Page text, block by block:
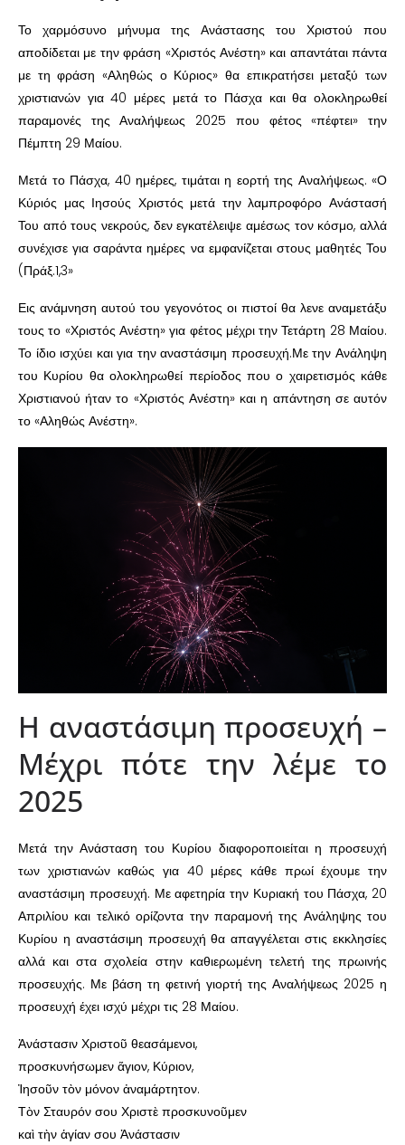
Το χαρμόσυνο μήνυμα της Ανάστασης του Χριστού που
αποδίδεται με την φράση «Χριστός Ανέστη» και απαντάται πάντα
με τη φράση «Αληθώς ο Κύριος» θα επικρατήσει μεταξύ των
χριστιανών για 40 μέρες μετά το Πάσχα και θα ολοκληρωθεί
παραμονές της Αναλήψεως 2025 που φέτος «πέφτει» την
Πέμπτη 29 Μαίου.
Μετά το Πάσχα, 40 ημέρες, τιμάται η εορτή της Αναλήψεως. «Ο
Κύριός μας Ιησούς Χριστός μετά την λαμπροφόρο Ανάστασή
Του από τους νεκρούς, δεν εγκατέλειψε αμέσως τον κόσμο, αλλά
συνέχισε για σαράντα ημέρες να εμφανίζεται στους μαθητές Του
(Πράξ.1,3»
Εις ανάμνηση αυτού του γεγονότος οι πιστοί θα λενε αναμετάξυ
τους το «Χριστός Ανέστη» για φέτος μέχρι την Τετάρτη 28 Μαίου.
Το ίδιο ισχύει και για την αναστάσιμη προσευχή.Με την Ανάληψη
του Κυρίου θα ολοκληρωθεί περίοδος που ο χαιρετισμός κάθε
Χριστιανού ήταν το «Χριστός Ανέστη» και η απάντηση σε αυτόν
το «Αληθώς Ανέστη».
Η αναστάσιμη προσευχή –
Μέχρι πότε την λέμε το
2025
Μετά την Ανάσταση του Κυρίου διαφοροποιείται η προσευχή
των χριστιανών καθώς για 40 μέρες κάθε πρωί έχουμε την
αναστάσιμη προσευχή. Με αφετηρία την Κυριακή του Πάσχα, 20
Απριλίου και τελικό ορίζοντα την παραμονή της Ανάληψης του
Κυρίου η αναστάσιμη προσευχή θα απαγγέλεται στις εκκλησίες
αλλά και στα σχολεία στην καθιερωμένη τελετή της πρωινής
προσευχής. Με βάση τη φετινή γιορτή της Αναλήψεως 2025 η
προσευχή έχει ισχύ μέχρι τις 28 Μαίου.
Ἀνάστασιν Χριστοῦ θεασάμενοι,
προσκυνήσωμεν ἅγιον, Κύριον,
Ἰησοῦν τὸν μόνον ἀναμάρτητον.
Τὸν Σταυρόν σου Χριστὲ προσκυνοῦμεν
καὶ τὴν ἁγίαν σου Ἀνάστασιν